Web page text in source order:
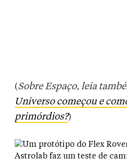
(Sobre Espaço, leia
Universo começou e
primórdios?)